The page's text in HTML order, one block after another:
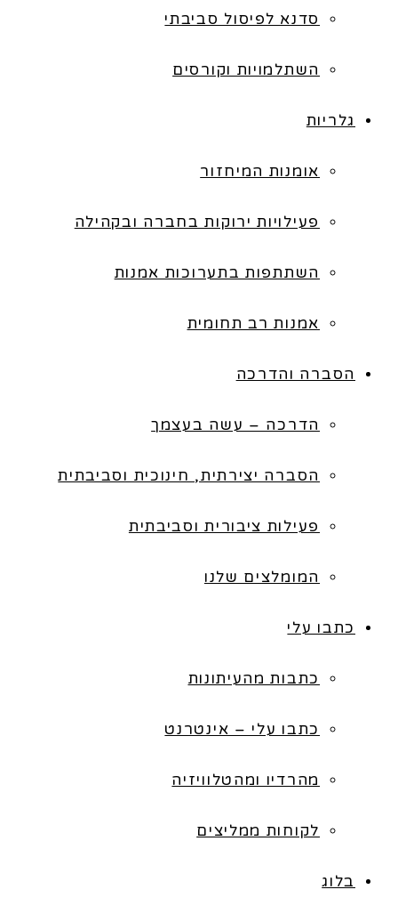
סדנא לפיסול סביבתי
השתלמויות וקורסים
גלריות
אומנות המיחזור
פעילויות ירוקות בחברה ובקהילה
השתתפות בתערוכות אמנות
אמנות רב תחומית
הסברה והדרכה
הדרכה – עשה בעצמך
הסברה יצירתית, חינוכית וסביבתית
פעילות ציבורית וסביבתית
המומלצים שלנו
כתבו עלי
כתבות מהעיתונות
כתבו עלי – אינטרנט
מהרדיו ומהטלוויזיה
לקוחות ממליצים
בלוג